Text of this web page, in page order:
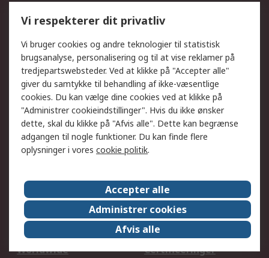
DesignSpark
Teknisk Support
Dit lokale salgsteam
Eksportløsninger
Support
Få hjælp
Returnering
Levering
Spor min ordre
Fakturakopi
Betalingsmuligheder
Fordele med Mit RS
Okdo
Om RS
Salgsbetingelser
Det juridiske
Pressecenter
Job hos RS
ESG
Worldwide
Certificeringer
Vi respekterer dit privatliv
Vi bruger cookies og andre teknologier til statistisk
brugsanalyse, personalisering og til at vise reklamer på
tredjepartswebsteder. Ved at klikke på "Accepter alle"
giver du samtykke til behandling af ikke-væsentlige
cookies. Du kan vælge dine cookies ved at klikke på
"Administrer cookieindstillinger". Hvis du ikke ønsker
dette, skal du klikke på "Afvis alle". Dette kan begrænse
adgangen til nogle funktioner. Du kan finde flere
oplysninger i vores cookie politik.
Accepter alle
Administrer cookies
Afvis alle